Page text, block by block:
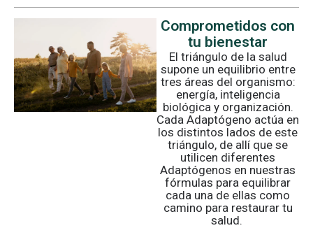
Comprometidos con
tu bienestar
El triángulo de la salud
supone un equilibrio entre
tres áreas del organismo:
energía, inteligencia
biológica y organización.
Cada Adaptógeno actúa en
los distintos lados de este
triángulo, de allí que se
utilicen diferentes
Adaptógenos en nuestras
fórmulas para equilibrar
cada una de ellas como
camino para restaurar tu
salud.